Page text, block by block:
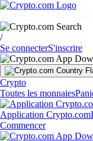
/
Se connecterS'inscrire
Crypto
Toutes les monnaies
Application Crypto.com
Commencer